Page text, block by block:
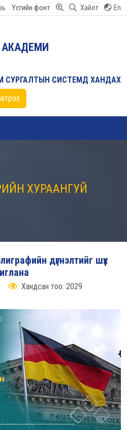
Үсгийн фонт Хайлт En
АКАДЕМИ
СУРГАЛТЫН СИСТЕМД ХАНДАХ
ХУРААНГУЙ
дүгнэлтийг шүүх
Хандсан тоо: 2029